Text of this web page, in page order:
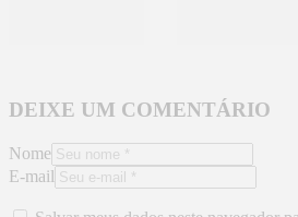
DEIXE UM COMENTÁRIO
Nome
E-mail